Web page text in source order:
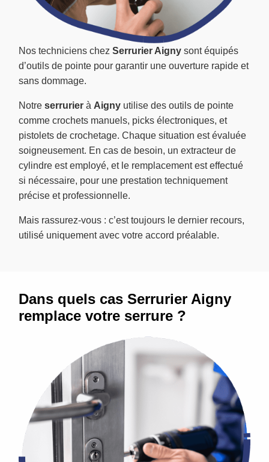
Nos techniciens chez Serrurier Aigny sont équipés
d’outils de pointe pour garantir une ouverture rapide et
sans dommage.
Notre serrurier à Aigny utilise des outils de pointe
comme crochets manuels, picks électroniques, et
pistolets de crochetage. Chaque situation est évaluée
soigneusement. En cas de besoin, un extracteur de
cylindre est employé, et le remplacement est effectué
si nécessaire, pour une prestation techniquement
précise et professionnelle.
Mais rassurez-vous : c’est toujours le dernier recours,
utilisé uniquement avec votre accord préalable.
Dans quels cas Serrurier Aigny
remplace votre serrure ?